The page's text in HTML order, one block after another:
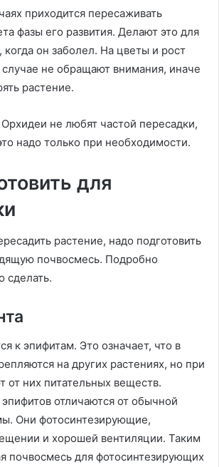
приходится пересаживать
фазы его развития. Делают это для
когда он заболел. На цветы и рост
не обращают внимания, иначе
растение.
не любят частой пересадки,
надо только при необходимости.
для
растение, надо подготовить
почвосмесь. Подробно
сделать.
к эпифитам. Это означает, что в
на других растениях, но при
от них питательных веществ.
отличаются от обычной
Они фотосинтезирующие,
и хорошей вентиляции. Таким
почвосмесь для фотосинтезирующих